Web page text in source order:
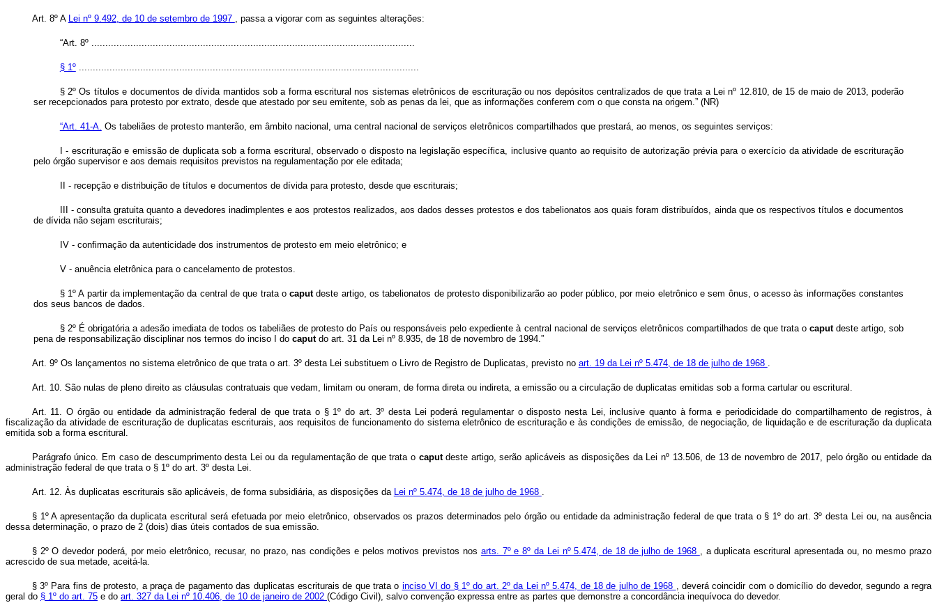
Art. 8º A Lei nº 9.492, de 10 de setembro de 1997 , passa a vigorar com as seguintes alterações:
“Art. 8º ....................................................................................................................
§ 1º..........................................................................................................................
§ 2º Os títulos e documentos de dívida mantidos sob a forma escritural nos sistemas eletrônicos de escrituração ou nos depósitos centralizados de que trata a Lei nº 12.810, de 15 de maio de 2013, poderão
ser recepcionados para protesto por extrato, desde que atestado por seu emitente, sob as penas da lei, que as informações conferem com o que consta na origem.” (NR)
“Art. 41-A. Os tabeliães de protesto manterão, em âmbito nacional, uma central nacional de serviços eletrônicos compartilhados que prestará, ao menos, os seguintes serviços:
I - escrituração e emissão de duplicata sob a forma escritural, observado o disposto na legislação específica, inclusive quanto ao requisito de autorização prévia para o exercício da atividade de escrituração
pelo órgão supervisor e aos demais requisitos previstos na regulamentação por ele editada;
II - recepção e distribuição de títulos e documentos de dívida para protesto, desde que escriturais;
III - consulta gratuita quanto a devedores inadimplentes e aos protestos realizados, aos dados desses protestos e dos tabelionatos aos quais foram distribuídos, ainda que os respectivos títulos e documentos
de dívida não sejam escriturais;
IV - confirmação da autenticidade dos instrumentos de protesto em meio eletrônico; e
V - anuência eletrônica para o cancelamento de protestos.
§ 1º A partir da implementação da central de que trata ocaputdeste artigo, os tabelionatos de protesto disponibilizarão ao poder público, por meio eletrônico e sem ônus, o acesso às informações constantes
dos seus bancos de dados.
§ 2º É obrigatória a adesão imediata de todos os tabeliães de protesto do País ou responsáveis pelo expediente à central nacional de serviços eletrônicos compartilhados de que trata o caput deste artigo, sob
pena de responsabilização disciplinar nos termos do inciso I do caput do art. 31 da Lei nº 8.935, de 18 de novembro de 1994.”
Art. 9º Os lançamentos no sistema eletrônico de que trata o art. 3º desta Lei substituem o Livro de Registro de Duplicatas, previsto no art. 19 da Lei nº 5.474, de 18 de julho de 1968 .
Art. 10. São nulas de pleno direito as cláusulas contratuais que vedam, limitam ou oneram, de forma direta ou indireta, a emissão ou a circulação de duplicatas emitidas sob a forma cartular ou escritural.
Art. 11. O órgão ou entidade da administração federal de que trata o § 1º do art. 3º desta Lei poderá regulamentar o disposto nesta Lei, inclusive quanto à forma e periodicidade do compartilhamento de registros, à
fiscalização da atividade de escrituração de duplicatas escriturais, aos requisitos de funcionamento do sistema eletrônico de escrituração e às condições de emissão, de negociação, de liquidação e de escrituração da duplicata
emitida sob a forma escritural.
Parágrafo único. Em caso de descumprimento desta Lei ou da regulamentação de que trata o caputdeste artigo, serão aplicáveis as disposições da Lei nº 13.506, de 13 de novembro de 2017, pelo órgão ou entidade da
administração federal de que trata o § 1º do art. 3º desta Lei.
Art. 12. Às duplicatas escriturais são aplicáveis, de forma subsidiária, as disposições da Lei nº 5.474, de 18 de julho de 1968 .
§ 1º A apresentação da duplicata escritural será efetuada por meio eletrônico, observados os prazos determinados pelo órgão ou entidade da administração federal de que trata o § 1º do art. 3º desta Lei ou, na ausência
dessa determinação, o prazo de 2 (dois) dias úteis contados de sua emissão.
§ 2º O devedor poderá, por meio eletrônico, recusar, no prazo, nas condições e pelos motivos previstos nos arts. 7º e 8º da Lei nº 5.474, de 18 de julho de 1968 , a duplicata escritural apresentada ou, no mesmo prazo
acrescido de sua metade, aceitá-la.
§ 3º Para fins de protesto, a praça de pagamento das duplicatas escriturais de que trata o inciso VI do § 1º do art. 2º da Lei nº 5.474, de 18 de julho de 1968 , deverá coincidir com o domicílio do devedor, segundo a regra
geral do § 1º do art. 75 e do art. 327 da Lei nº 10.406, de 10 de janeiro de 2002 (Código Civil), salvo convenção expressa entre as partes que demonstre a concordância inequívoca do devedor.